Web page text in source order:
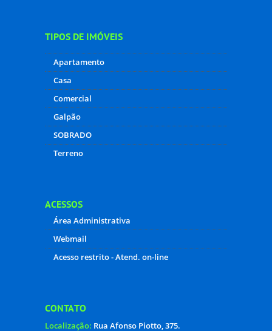
SOBRE
Referência no mercado, a imobiliaria oferece
aos seus clientes soluções completas em
consultoria imobiliária.
Com anos de história, a empresa é especialista
em todos os segmentos, prestando assessoria a
incorporadores, compradores e vendedores de
TIPOS DE IMÓVEIS
Comercial
Galpão